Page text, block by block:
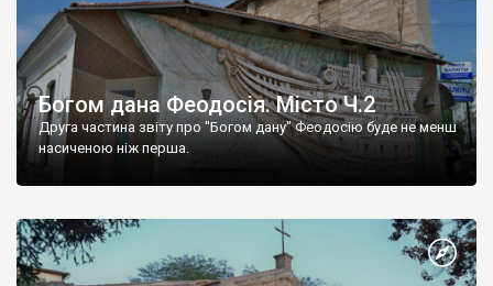
Богом дана Феодосія. Місто Ч.2
Друга частина звіту про "Богом дану" Феодосію буде не менш
насиченою ніж перша.